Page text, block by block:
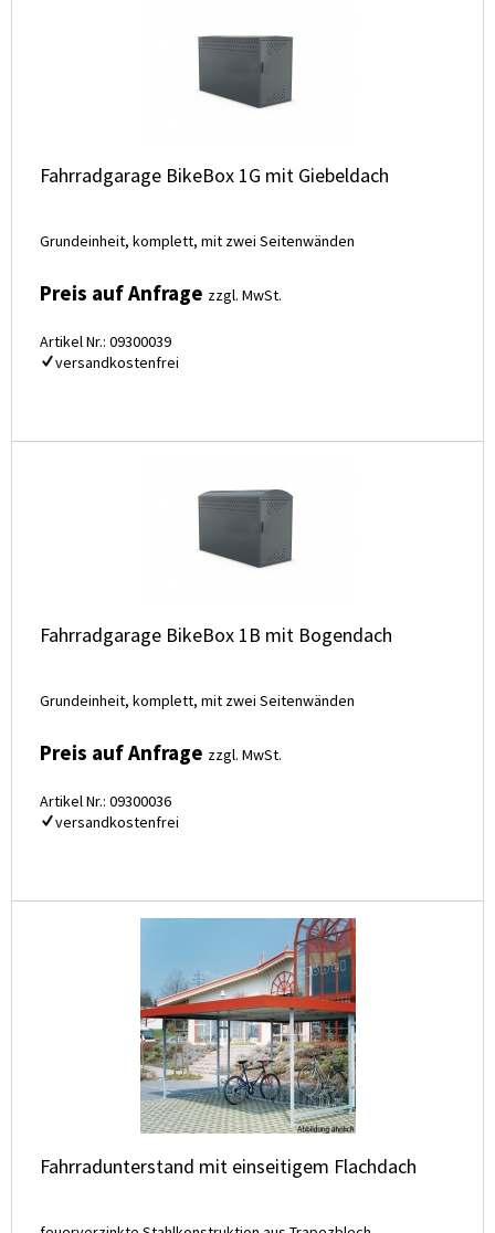
Fahrradgarage BikeBox 1G mit Giebeldach
Grundeinheit, komplett, mit zwei Seitenwänden
Preis auf Anfrage zzgl. MwSt.
Artikel Nr.: 09300039
versandkostenfrei
Fahrradgarage BikeBox 1B mit Bogendach
Grundeinheit, komplett, mit zwei Seitenwänden
Preis auf Anfrage zzgl. MwSt.
Artikel Nr.: 09300036
versandkostenfrei
Fahrradunterstand mit einseitigem Flachdach